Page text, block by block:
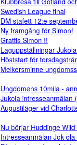
Swedish League final
DM stafett 12:e
Ny framgång för Simon!
Grattis Simon !!
Laguppställningar
Höststart för
Melkersminne
Ungdomens 10mila -
Jukola intresseanmälan
Augustiläger vid
Nu börjar Huddinge
Intresseanmälan Jok-